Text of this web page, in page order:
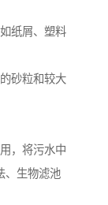
纸屑、塑料
砂粒和较大
，将污水中
、生物滤池